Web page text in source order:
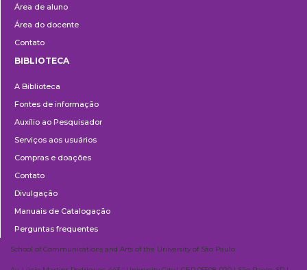
Área de aluno
Área do docente
Contato
BIBLIOTECA
A Biblioteca
Fontes de informação
Auxílio ao Pesquisador
Serviços aos usuários
Compras e doações
Contato
Divulgação
Manuais de Catalogação
Perguntas frequentes
School of Communications and Arts of the University of São Paulo